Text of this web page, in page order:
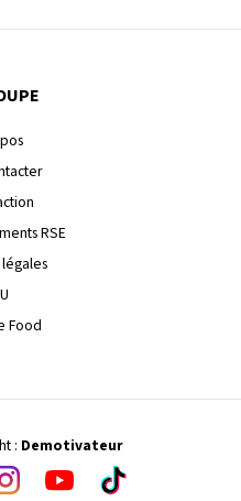
RSE
Food
: Demotivateur